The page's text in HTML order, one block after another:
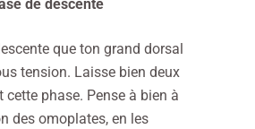
de descente
que ton grand dorsal
tension. Laisse bien deux
cette phase. Pense à bien à
des omoplates, en les